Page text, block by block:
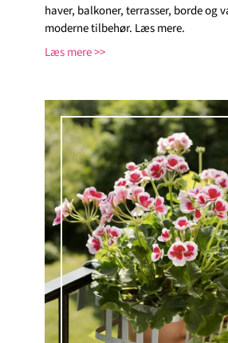
haver, balkoner, terrasser, borde og
moderne tilbehør. Læs mere.
Læs mere